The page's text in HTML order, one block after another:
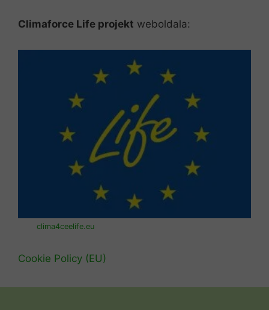
Climaforce Life projekt weboldala:
clima4ceelife.eu
Cookie Policy (EU)